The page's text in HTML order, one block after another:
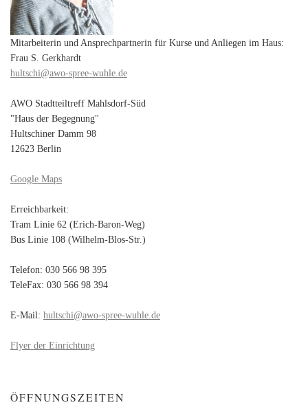
Mitarbeiterin und Ansprechpartnerin für Kurse und Anliegen im Haus:
Frau S. Gerkhardt
hultschi@awo-spree-wuhle.de
AWO Stadtteiltreff Mahlsdorf-Süd
"Haus der Begegnung"
Hultschiner Damm 98
12623 Berlin
Google Maps
Erreichbarkeit:
Tram Linie 62 (Erich-Baron-Weg)
Bus Linie 108 (Wilhelm-Blos-Str.)
Telefon: 030 566 98 395
TeleFax: 030 566 98 394
E-Mail: hultschi@awo-spree-wuhle.de
Flyer der Einrichtung
ÖFFNUNGSZEITEN